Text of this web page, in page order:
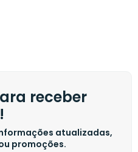
receber
atualizadas,
promoções.